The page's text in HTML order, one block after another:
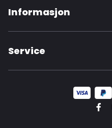
Informasjon
Service